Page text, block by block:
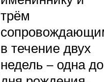
трём
в течение двух
недель – одна до